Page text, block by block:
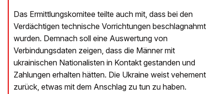
Das Ermittlungskomitee teilte auch mit, dass bei den
Verdächtigen technische Vorrichtungen beschlagnahmt
wurden. Demnach soll eine Auswertung von
Verbindungsdaten zeigen, dass die Männer mit
ukrainischen Nationalisten in Kontakt gestanden und
Zahlungen erhalten hätten. Die Ukraine weist vehement
zurück, etwas mit dem Anschlag zu tun zu haben.